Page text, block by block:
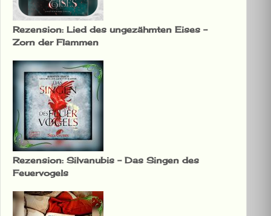
Rezension: Lied des ungezähmten Eises –
Zorn der Flammen
Rezension: Silvanubis – Das Singen des
Feuervogels